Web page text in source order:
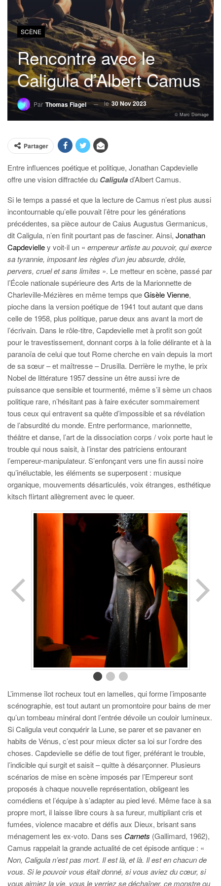
SCÈNE
Rencontre avec le
Caligula d’Albert Camus
Par Thomas Flagel le30 Nov 2023
© Marc Domage
Partager
Entre influences poétique et politique, Jonathan Capdevielle
offre une vision diffractée du Caligulad’Albert Camus.
Si le temps a passé et que la lecture de Camus n’est plus aussi
incontournable qu’elle pouvait l’être pour les générations
précédentes, sa pièce autour de Caius Augustus Germanicus,
dit Caligula, n’en finit pourtant pas de fasciner. Ainsi, Jonathan
Capdevielley voit-il un « empereur artiste au pouvoir, qui exerce
sa tyrannie, imposant les règles d’un jeu absurde, drôle,
pervers, cruel et sans limites ». Le metteur en scène, passé par
l’École nationale supérieure des Arts de la Marionnette de
Charleville-Mézières en même temps queGisèle Vienne,
pioche dans la version poétique de 1941 tout autant que dans
celle de 1958, plus politique, parue deux ans avant la mort de
l’écrivain. Dans le rôle-titre, Capdevielle met à profit son goût
pour le travestissement, donnant corps à la folie délirante et à la
paranoïa de celui que tout Rome cherche en vain depuis la mort
de sa sœur – et maîtresse – Drusilla. Derrière le mythe, le prix
Nobel de littérature 1957 dessine un être aussi ivre de
puissance que sensible et tourmenté, même s’il sème un chaos
politique rare, n’hésitant pas à faire exécuter sommairement
tous ceux qui entravent sa quête d’impossible et sa révélation
de l’absurdité du monde. Entre performance, marionnette,
théâtre et danse, l’art de la dissociation corps / voix porte haut le
trouble qui nous saisit, à l’instar des patriciens entourant
l’empereur-manipulateur. S’enfonçant vers une fin aussi noire
qu’inéluctable, les éléments se superposent : musique
organique, mouvements désarticulés, voix étranges, esthétique
kitsch flirtant allègrement avec le queer.
L’immense îlot rocheux tout en lamelles, qui forme l’imposante
scénographie, est tout autant un promontoire pour bains de mer
qu’un tombeau minéral dont l’entrée dévoile un couloir lumineux.
Si Caligula veut conquérir la Lune, se parer et se pavaner en
habits de Vénus, c’est pour mieux dicter sa loi sur l’ordre des
choses. Capdevielle se défie de tout figer, préférant le trouble,
l’indicible qui surgit et saisit – quitte à désarçonner. Plusieurs
scénarios de mise en scène imposés par l’Empereur sont
proposés à chaque nouvelle représentation, obligeant les
comédiens et l’équipe à s’adapter au pied levé. Même face à sa
propre mort, il laisse libre cours à sa fureur, multipliant cris et
fumées, violence macabre et défis aux Dieux, brisant sans
ménagement les ex-voto. Dans ses Carnets (Gallimard, 1962),
Camus rappelait la grande actualité de cet épisode antique : «
Non, Caligula n’est pas mort. Il est là, et là. Il est en chacun de
vous. Si le pouvoir vous était donné, si vous aviez du cœur, si
vous aimiez la vie, vous le verriez se déchaîner, ce monstre ou